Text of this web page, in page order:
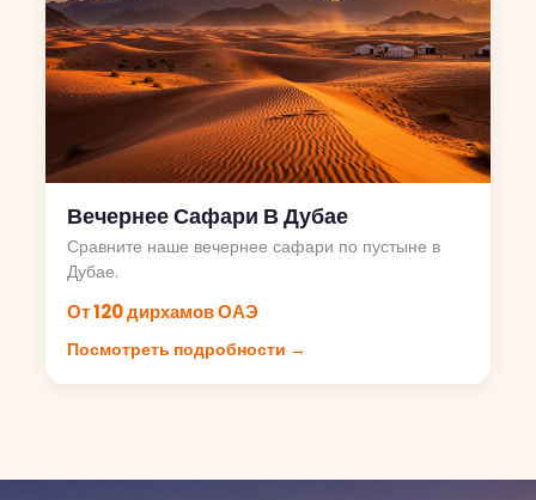
Вечернее Сафари В Дубае
Сравните наше вечернее сафари по пустыне в
Дубае.
От 120 дирхамов ОАЭ
Посмотреть подробности →